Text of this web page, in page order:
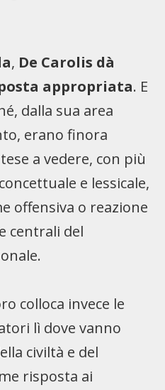
, De Carolis dà
appropriata. E
dalla sua area
erano finora
a vedere, con più
e lessicale,
offensiva o reazione
centrali del
colloca invece le
lì dove vanno
civiltà e del
risposta ai